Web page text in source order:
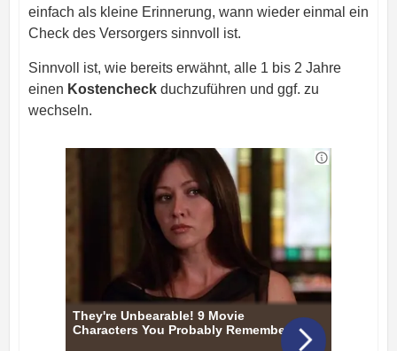
einfach als kleine Erinnerung, wann wieder einmal ein
Check des Versorgers sinnvoll ist.
Sinnvoll ist, wie bereits erwähnt, alle 1 bis 2 Jahre
einen Kostencheckduchzuführen und ggf. zu
wechseln.